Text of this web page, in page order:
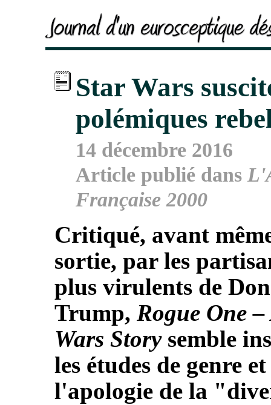
Star Wars
polémiques
14 décembre 2016
Article publié dans
Française 2000
Critiqué, avant
sortie, par les
plus virulents de
Trump, Rogue One
Wars Storysemble
les études de genre et
l'apologie de la